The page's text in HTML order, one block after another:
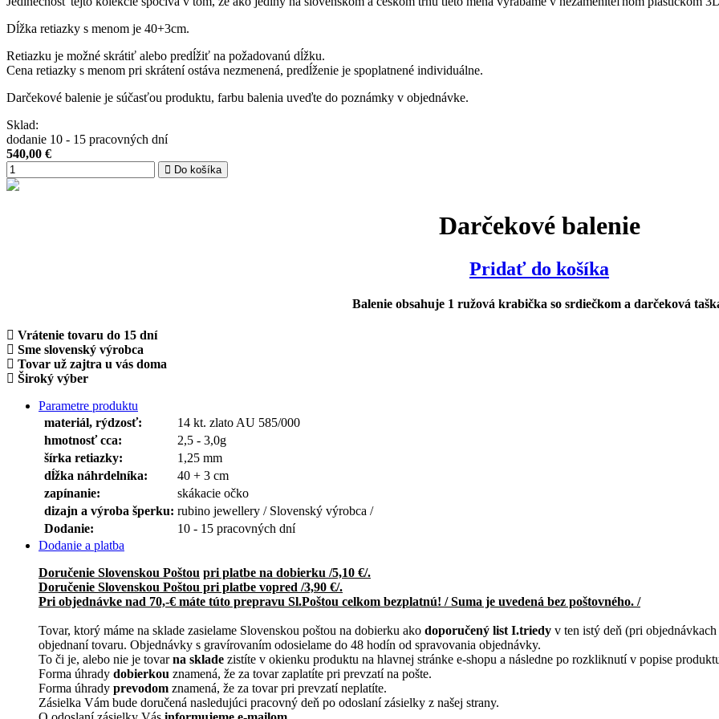
Dĺžka retiazky s menom je 40+3cm.
Retiazku je možné skrátiť alebo predĺžiť na požadovanú dĺžku.
Cena retiazky s menom pri skrátení ostáva nezmenená, predĺženie je spoplatnené individuálne.
Darčekové balenie je súčasťou produktu, farbu balenia uveďte do poznámky v objednávke.
Sklad:
dodanie 10 - 15 pracovných dní
540,00 €
Do košíka
Darčekové balenie
Pridať do košíka
Balenie obsahuje 1 ružová krabička so srdiečkom a darčeková
Vrátenie tovaru do 15 dní
Sme slovenský výrobca
Tovar už zajtra u vás doma
Široký výber
Parametre produktu
materiál, rýdzosť:
14 kt. zlato AU 585/000
hmotnosť cca:
2,5 - 3,0g
šírka retiazky:
1,25 mm
dĺžka náhrdelníka:
40 + 3 cm
zapínanie:
skákacie očko
dizajn a výroba šperku: rubino jewellery / Slovenský výrobca /
Dodanie:
10 - 15 pracovných dní
Dodanie a platba
Doručenie Slovenskou Poštou pri platbe na dobierku /5,10 €/.
Doručenie Slovenskou Poštou pri platbe vopred /3,90 €/.
Pri objednávke nad 70,-€ máte túto prepravu Sl.Poštou celkom bezplatnú! / Suma je uvedená bez poštovného. /
Tovar, ktorý máme na sklade zasielame Slovenskou poštou na dobierku ako doporučený list I.triedy v ten istý deň (pri
objednaní tovaru. Objednávky s gravírovaním odosielame do 48 hodín od spravovania objednávky.
To či je, alebo nie je tovarna sklade zistíte v okienku produktu na hlavnej stránke e-shopu a následne po rozkliknutí v popise
Forma úhrady dobierkou znamená, že za tovar zaplatíte pri prevzatí na pošte.
Forma úhrady prevodom znamená, že za tovar pri prevzatí neplatíte.
Zásielka Vám bude doručená nasledujúci pracovný deň po odoslaní zásielky z našej strany.